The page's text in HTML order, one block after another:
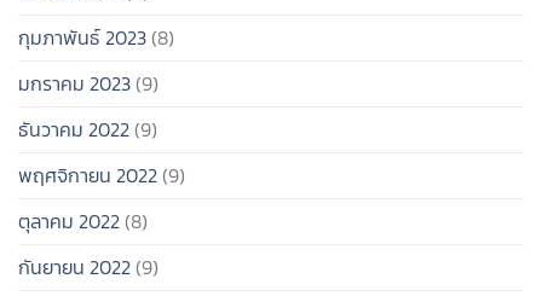
กุมภาพันธ์ 2023(8)
มกราคม 2023(9)
ธันวาคม 2022(9)
พฤศจิกายน 2022(9)
ตุลาคม 2022(8)
กันยายน 2022(9)